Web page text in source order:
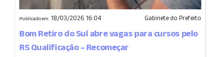
Publicado em: 18/03/2026 16:04 Gabinete do Prefeito
Bom Retiro do Sul abre vagas para cursos pelo
RS Qualificação – Recomeçar